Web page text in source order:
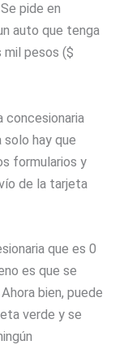
pide en
auto que tenga
mil pesos ($
concesionaria
hay que
formularios y
de la tarjeta
que es 0
es que se
bien, puede
verde y se